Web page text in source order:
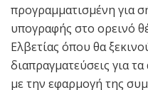
προγραμματισμένη για
υπογραφής στο ορεινό
Ελβετίας όπου θα
διαπραγματεύσεις για
με την εφαρμογή της